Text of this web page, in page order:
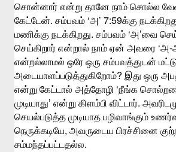
சொன்னார் என்று தானே நாம் சொல்ல
கேட்டேன். சம்பவம் ‘அ’ 7:59க்கு
மணிக்கு நடக்கிறது. சம்பவம் ‘அ’வை
செய்கிறார் என்றால் நாம் ஏன் அவரை ‘அ-
என்றல்லாமல் ஒரே ஒரு சம்பவத்துடன்
அடையாளப்படுத்துகிறோம்? இது ஒரு
என்று கேட்டால் அத்தோழி ‘நீங்க
முடியாது’ என்று கிளம்பி விட்டார்.
செயல்படுத்த முடியாத பழிவாங்கும்
நெருக்கடியே, அவருடைய பிரச்சினை
சம்மந்தப்பட்டதல்ல.